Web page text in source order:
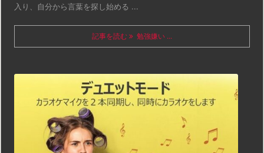
入り、自分から言葉を探し始める ...
記事を読む 勉強嫌い ...